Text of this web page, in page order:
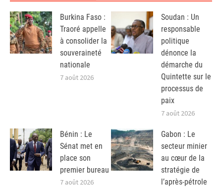
Burkina Faso :
Traoré appelle
à consolider la
souveraineté
nationale
7 août 2026
Soudan : Un
responsable
politique
dénonce la
démarche du
Quintette sur le
processus de
paix
7 août 2026
Bénin : Le
Sénat met en
place son
premier bureau
7 août 2026
Gabon : Le
secteur minier
au cœur de la
stratégie de
l’après-pétrole